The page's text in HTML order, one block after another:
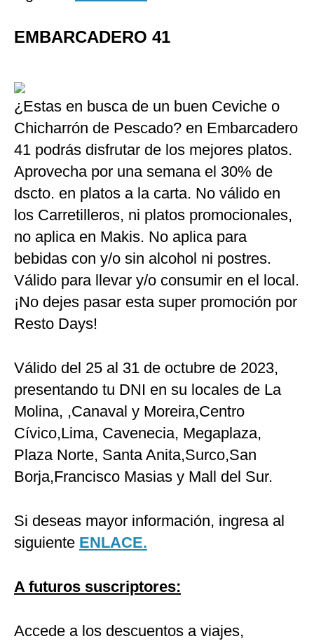
EMBARCADERO 41
¿Estas en busca de un buen Ceviche o
Chicharrón de Pescado? en Embarcadero
41 podrás disfrutar de los mejores platos.
Aprovecha por una semana el 30% de
dscto. en platos a la carta. No válido en
los Carretilleros, ni platos promocionales,
no aplica en Makis. No aplica para
bebidas con y/o sin alcohol ni postres.
Válido para llevar y/o consumir en el local.
¡No dejes pasar esta super promoción por
Resto Days!
Válido del 25 al 31 de octubre de 2023,
presentando tu DNI en su locales de La
Molina, ,Canaval y Moreira,Centro
Cívico,Lima, Cavenecia, Megaplaza,
Plaza Norte, Santa Anita,Surco,San
Borja,Francisco Masias y Mall del Sur.
Si deseas mayor información, ingresa al
siguiente ENLACE.
A futuros suscriptores:
Accede a los descuentos a viajes,